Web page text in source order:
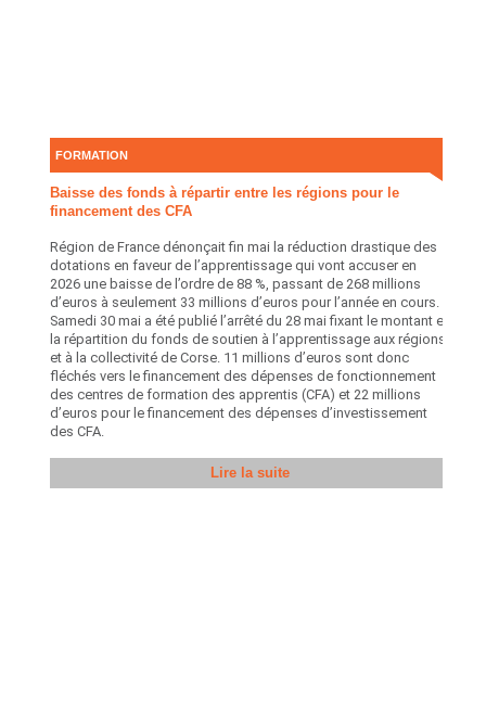
FORMATION
Baisse des fonds à répartir entre les régions pour le
financement des CFA
Région de France dénonçait fin mai la réduction drastique des
dotations en faveur de l’apprentissage qui vont accuser en
2026 une baisse de l’ordre de 88 %, passant de 268 millions
d’euros à seulement 33 millions d’euros pour l’année en cours.
Samedi 30 mai a été publié l’arrêté du 28 mai fixant le montant et
la répartition du fonds de soutien à l’apprentissage aux régions
et à la collectivité de Corse. 11 millions d’euros sont donc
fléchés vers le financement des dépenses de fonctionnement
des centres de formation des apprentis (CFA) et 22 millions
d’euros pour le financement des dépenses d’investissement
des CFA.
Lire la suite